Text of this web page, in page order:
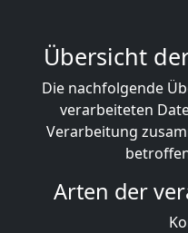
Übersicht
Die nachfolgende
verarbeiteten
Verarbeitung
Arten der